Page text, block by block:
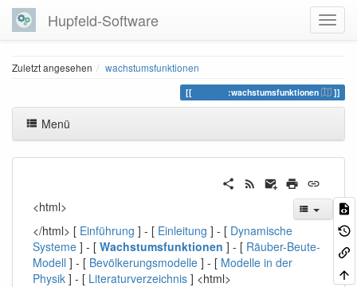
Hupfeld-Software
Zuletzt angesehen wachstumsfunktionen
:wachstumsfunktionen
Menü
<html>
</html> [ Einführung ] - [ Einleitung ] - [ Dynamische
Systeme ] - [ Wachstumsfunktionen ] - [ Räuber-Beute-
Modell ] - [ Bevölkerungsmodelle ] - [ Modelle in der
Physik ] - [ Literaturverzeichnis ] <html>